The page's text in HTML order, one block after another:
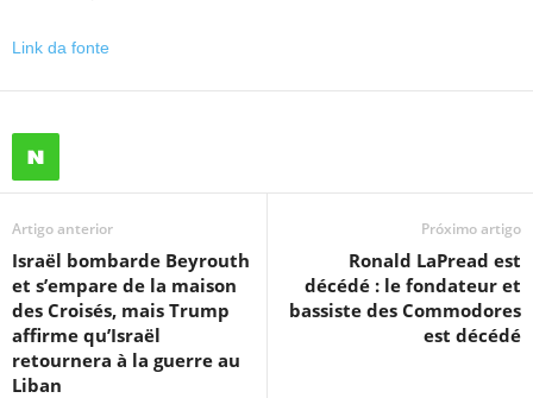
Link da fonte
Artigo anterior
Israël bombarde Beyrouth
et s’empare de la maison
des Croisés, mais Trump
affirme qu’Israël
retournera à la guerre au
Liban
Próximo artigo
Ronald LaPread est
décédé : le fondateur et
bassiste des Commodores
est décédé